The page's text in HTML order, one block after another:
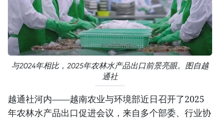
与2024年相比，2025年农林水产品出口前景亮眼。图自越
通社
越通社河内——越南农业与环境部近日召开了2025
年农林水产品出口促进会议，来自多个部委、行业协